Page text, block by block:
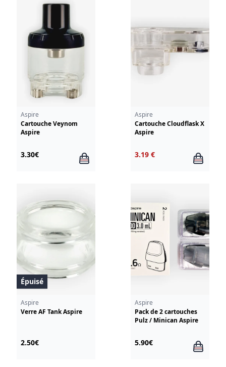
Aspire
Cartouche Veynom
Aspire
3.30€
Aspire
Cartouche Cloudflask X
Aspire
3.19 €
Épuisé
Aspire
Verre AF Tank Aspire
2.50€
Aspire
Pack de 2 cartouches
Pulz / Minican Aspire
5.90€